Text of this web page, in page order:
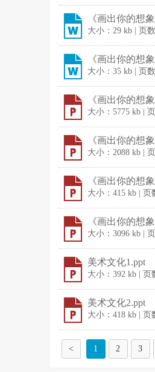
《画出你的想
大小：29 kb | 页
《画出你的想
大小：35 kb | 页
《画出你的想
大小：5775 kb |
《画出你的想
大小：2088 kb |
《画出你的想
大小：415 kb |
《画出你的想
大小：3096 kb |
美术文化1.ppt
大小：392 kb |
美术文化2.ppt
大小：418 kb |
< 1 2 3